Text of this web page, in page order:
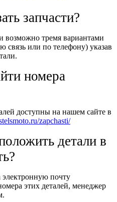
запчасти?
возможно тремя вариантами
связь или по телефону) указав
номера
доступны на нашем сайте в
zapchasti/
детали в
почту
этих деталей, менеджер